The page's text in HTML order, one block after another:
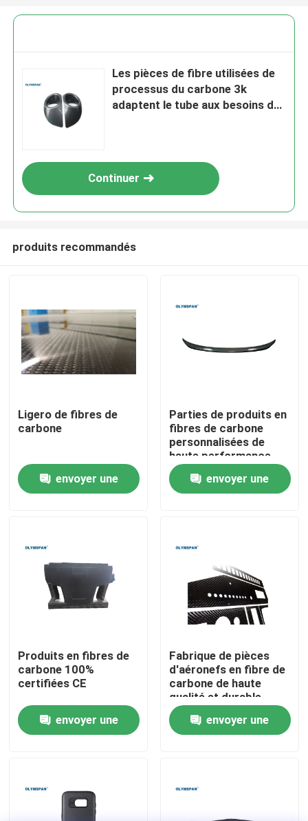
À la maison
Produits
À propos de nous
Visite de l'usine
Nous contacter
Nouvelles
Autoclave d'AAC
Les pièces de fibre utilisées de
processus du carbone 3k
adaptent le tube aux besoins du
Continuer
produits recommandés
Ligero de fibres de
carbone
envoyer une
Parties de produits en
fibres de carbone
personnalisées de
haute performance
pour les industries
médicale et
automobile
envoyer une
Produits en fibres de
carbone 100%
certifiées CE
envoyer une
Fabrique de pièces
d'aéronefs en fibre de
carbone de haute
qualité et durable
envoyer une